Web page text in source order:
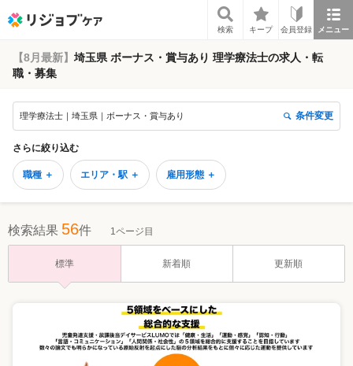
検索 キープ 会員登録 メニュー
【8月最新】 埼玉県 ボーナス・賞与あり 理学療法士の求人・転
職・募集
理学療法士｜埼玉県｜ボーナス・賞与あり 条件変更
さらに絞り込む
職種 ＋ エリア・駅 ＋ 雇用形態 ＋
検索結果 56件 1ページ目
標準 新着順 更新順